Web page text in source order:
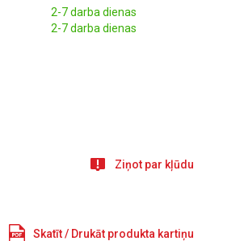
2-7 darba dienas
2-7 darba dienas
Ziņot par kļūdu
Skatīt / Drukāt produkta kartiņu